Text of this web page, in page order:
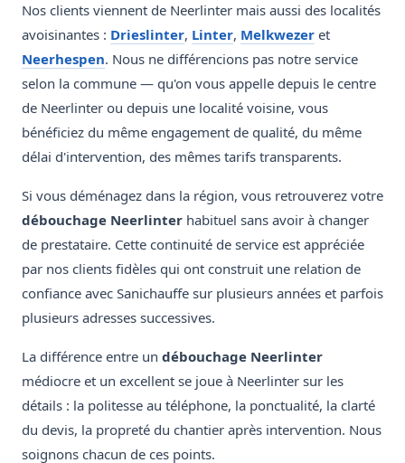
Nos clients viennent de Neerlinter mais aussi des localités
avoisinantes : Drieslinter, Linter, Melkwezer et
Neerhespen. Nous ne différencions pas notre service
selon la commune — qu'on vous appelle depuis le centre
de Neerlinter ou depuis une localité voisine, vous
bénéficiez du même engagement de qualité, du même
délai d'intervention, des mêmes tarifs transparents.
Si vous déménagez dans la région, vous retrouverez votre
débouchage Neerlinter habituel sans avoir à changer
de prestataire. Cette continuité de service est appréciée
par nos clients fidèles qui ont construit une relation de
confiance avec Sanichauffe sur plusieurs années et parfois
plusieurs adresses successives.
La différence entre un débouchage Neerlinter
médiocre et un excellent se joue à Neerlinter sur les
détails : la politesse au téléphone, la ponctualité, la clarté
du devis, la propreté du chantier après intervention. Nous
soignons chacun de ces points.